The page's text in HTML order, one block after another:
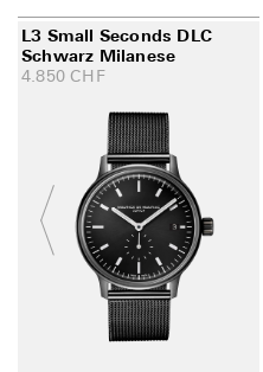
L3 Small Seconds DLC
Schwarz Milanese
4.850 CHF